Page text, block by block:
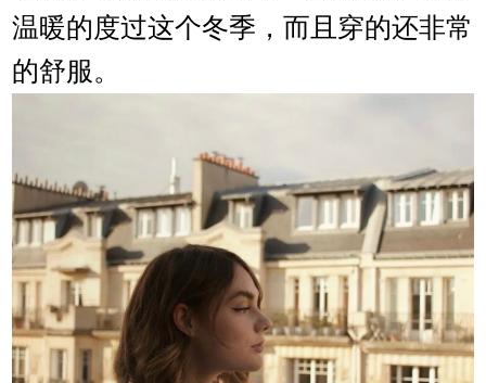
温暖的度过这个冬季，而且穿的还非常
的舒服。